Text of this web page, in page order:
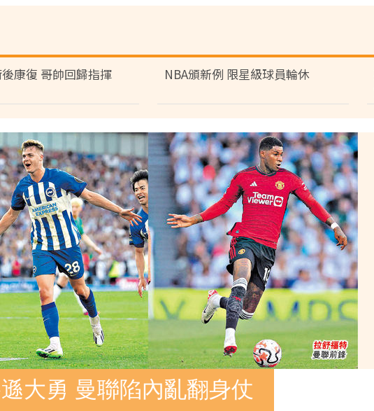
康復 哥帥回歸指揮 NBA頒新例 限星級球員輪休
大勇 曼聯陷內亂翻身仗